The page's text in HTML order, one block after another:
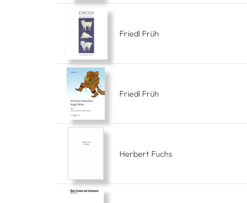
Friedl Früh
Friedl Früh
Herbert Fuchs